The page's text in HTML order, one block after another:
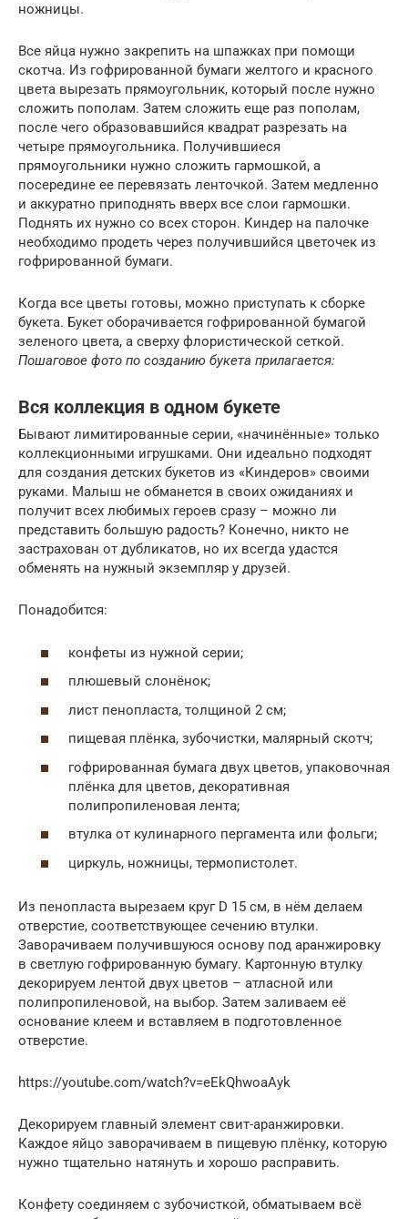
ножницы.
Все яйца нужно закрепить на шпажках при помощи
скотча. Из гофрированной бумаги желтого и красного
цвета вырезать прямоугольник, который после нужно
сложить пополам. Затем сложить еще раз пополам,
после чего образовавшийся квадрат разрезать на
четыре прямоугольника. Получившиеся
прямоугольники нужно сложить гармошкой, а
посередине ее перевязать ленточкой. Затем медленно
и аккуратно приподнять вверх все слои гармошки.
Поднять их нужно со всех сторон. Киндер на палочке
необходимо продеть через получившийся цветочек из
гофрированной бумаги.
Когда все цветы готовы, можно приступать к сборке
букета. Букет оборачивается гофрированной бумагой
зеленого цвета, а сверху флористической сеткой.
Пошаговое фото по созданию букета прилагается:
Вся коллекция в одном букете
Бывают лимитированные серии, «начинённые» только
коллекционными игрушками. Они идеально подходят
для создания детских букетов из «Киндеров» своими
руками. Малыш не обманется в своих ожиданиях и
получит всех любимых героев сразу – можно ли
представить большую радость? Конечно, никто не
застрахован от дубликатов, но их всегда удастся
обменять на нужный экземпляр у друзей.
Понадобится:
конфеты из нужной серии;
плюшевый слонёнок;
лист пенопласта, толщиной 2 см;
пищевая плёнка, зубочистки, малярный скотч;
гофрированная бумага двух цветов, упаковочная
плёнка для цветов, декоративная
полипропиленовая лента;
втулка от кулинарного пергамента или фольги;
циркуль, ножницы, термопистолет.
Из пенопласта вырезаем круг D 15 см, в нём делаем
отверстие, соответствующее сечению втулки.
Заворачиваем получившуюся основу под аранжировку
в светлую гофрированную бумагу. Картонную втулку
декорируем лентой двух цветов – атласной или
полипропиленовой, на выбор. Затем заливаем её
основание клеем и вставляем в подготовленное
отверстие.
https://youtube.com/watch?v=eEkQhwoaAyk
Декорируем главный элемент свит-аранжировки.
Каждое яйцо заворачиваем в пищевую плёнку, которую
нужно тщательно натянуть и хорошо расправить.
Конфету соединяем с зубочисткой, обматываем всё